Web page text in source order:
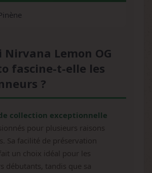
Nirvana Lemon OG
fascine-t-elle les
?
collection exceptionnelle
pour plusieurs raisons
Sa facilité de préservation
un choix idéal pour les
débutants, tandis que sa